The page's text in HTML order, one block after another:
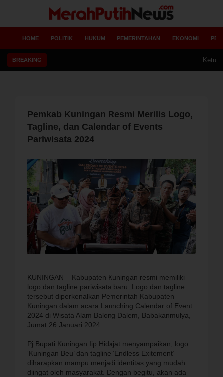
HOME POLITIK HUKUM PEMERINTAHAN EKONOMI
BREAKING Ketua AWI
Pemkab Kuningan Resmi Merilis Logo,
Tagline, dan Calendar of Events
Pariwisata 2024
KUNINGAN – Kabupaten Kuningan resmi memiliki
logo dan tagline pariwisata baru. Logo dan tagline
tersebut diperkenalkan Pemerintah Kabupaten
Kuningan dalam acara Launching Calendar of Event
2024 di Wisata Alam Balong Dalem, Babakanmulya,
Jumat 26 Januari 2024.
Pj Bupati Kuningan Iip Hidajat menyampaikan, logo
‘Kuningan Beu’ dan tagline ‘Endless Exitement’
diharapkan mampu menjadi identitas yang mudah
diingat oleh masyarakat. Dengan begitu, akan ada